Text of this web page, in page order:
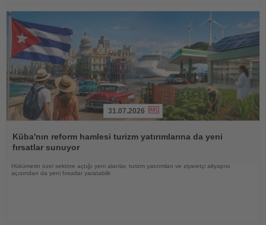
Oku
31.07.2026
Küba'nın reform hamlesi turizm yatırımlarına da yeni
fırsatlar sunuyor
Hükümetin özel sektöre açtığı yeni alanlar, turizm yatırımları ve ziyaretçi altyapısı
açısından da yeni fırsatlar yaratabilir